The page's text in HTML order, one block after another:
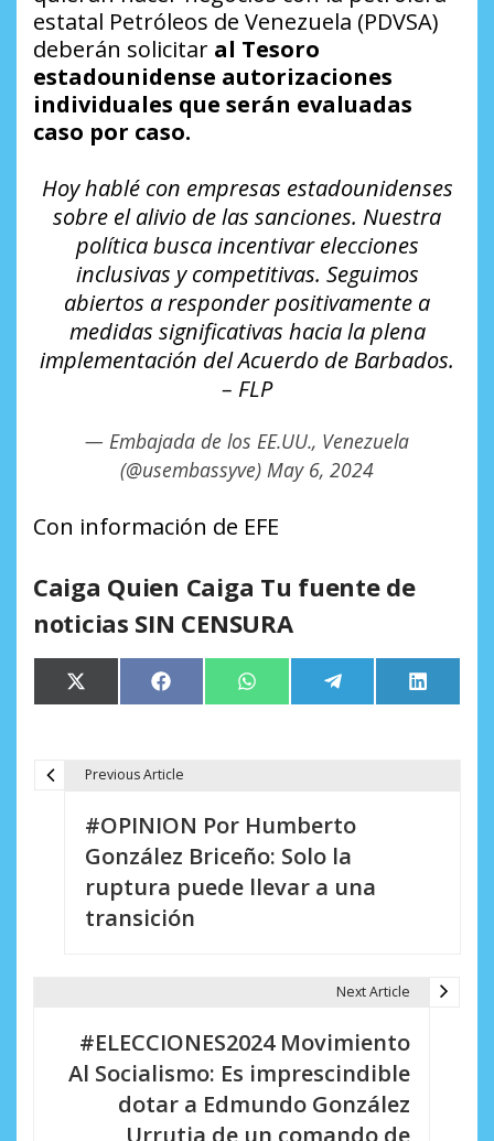
estatal Petróleos de Venezuela (PDVSA)
deberán solicitar al Tesoro
estadounidense autorizaciones
individuales que serán evaluadas
caso por caso.
Hoy hablé con empresas estadounidenses
sobre el alivio de las sanciones. Nuestra
política busca incentivar elecciones
inclusivas y competitivas. Seguimos
abiertos a responder positivamente a
medidas significativas hacia la plena
implementación del Acuerdo de Barbados.
– FLP
— Embajada de los EE.UU., Venezuela
(@usembassyve) May 6, 2024
Con información de EFE
Caiga Quien Caiga Tu fuente de
noticias SIN CENSURA
Compartir
en
X
(Twitter)
Compartir
en
Facebook Compartir
en
WhatsApp Compartir
en
Telegram
en
LinkedIn
Previous Article
#OPINION Por Humberto
González Briceño: Solo la
ruptura puede llevar a una
transición
Next Article
#ELECCIONES2024 Movimiento
Al Socialismo: Es imprescindible
dotar a Edmundo González
Urrutia de un comando de